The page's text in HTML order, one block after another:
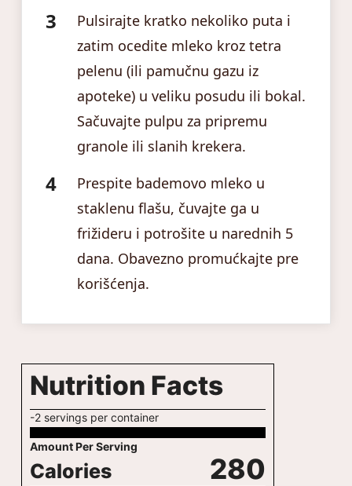
Pulsirajte kratko nekoliko puta i
zatim ocedite mleko kroz tetra
pelenu (ili pamučnu gazu iz
apoteke) u veliku posudu ili bokal.
Sačuvajte pulpu za pripremu
granole ili slanih krekera.
Prespite bademovo mleko u
staklenu flašu, čuvajte ga u
frižideru i potrošite u narednih 5
dana. Obavezno promućkajte pre
korišćenja.
Nutrition Facts
-2 servings per container
Amount Per Serving
Calories 280